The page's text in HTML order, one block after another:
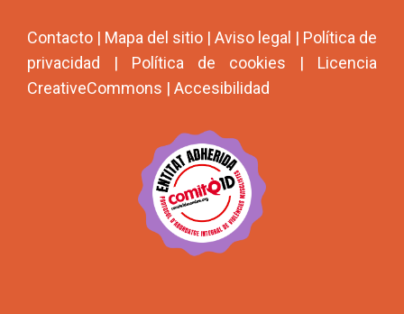
Contacto | Mapa del sitio | Aviso legal | Política de
privacidad | Política de cookies | Licencia
CreativeCommons | Accesibilidad